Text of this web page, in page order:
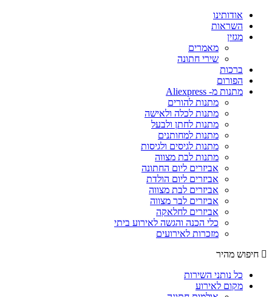
אודותינו
השראות
מגזין
מאמרים
שירי חתונה
ברכות
הפורום
מתנות מ- Aliexpress
מתנות להורים
מתנות לכלה ולאישה
מתנות לחתן ולבעל
מתנות למחותנים
מתנות לגיסים ולגיסות
מתנות לבת מצווה
אביזרים ליום החתונה
אביזרים ליום הולדת
אביזרים לבת מצווה
אביזרים לבר מצווה
אביזרים לחלאקה
כלי הכנה והגשה לאירוע ביתי
מזכרות לאירועים
חיפוש מהיר
כל נותני השירות
מקום לאירוע